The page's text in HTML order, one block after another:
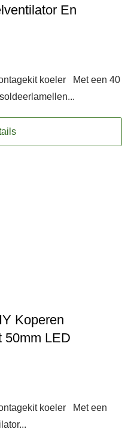
En
koeler Met een 40
Koperen
50mm LED
koeler Met een